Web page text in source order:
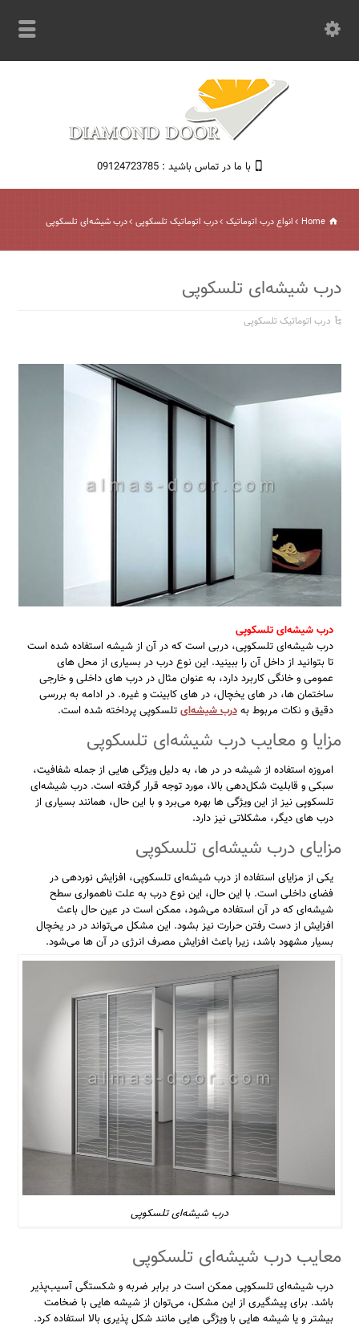
با ما در تماس باشید : 09124723785
Home انواع درب اتوماتیک درب اتوماتیک تلسکوپی درب شیشه‌ای تلسکوپی
درب شیشه‌ای تلسکوپی
درب اتوماتیک تلسکوپی
درب شیشه‌ای تلسکوپی
درب شیشه‌ای تلسکوپی، دربی است که در آن از شیشه استفاده شده است
تا بتوانید از داخل آن را ببینید. این نوع درب در بسیاری از محل‌ های
عمومی و خانگی کاربرد دارد، به عنوان مثال در درب‌ های داخلی و خارجی
ساختمان‌ ها، در‌ های یخچال، در ‌های کابینت و غیره. در ادامه به بررسی
دقیق و نکات مربوط بهدرب شیشه‌ای تلسکوپی پرداخته شده است.
مزایا و معایب درب شیشه‌ای تلسکوپی
امروزه استفاده از شیشه در در ‌ها، به دلیل ویژگی‌ هایی از جمله شفافیت،
سبکی و قابلیت شکل‌دهی بالا، مورد توجه قرار گرفته است. درب شیشه‌ای
تلسکوپی نیز از این ویژگی ‌ها بهره می‌برد و با این حال، همانند بسیاری از
درب‌ های دیگر، مشکلاتی نیز دارد.
مزایای درب شیشه‌ای تلسکوپی
یکی از مزایای استفاده از درب شیشه‌ای تلسکوپی، افزایش نوردهی در
فضای داخلی است. با این حال، این نوع درب به علت ناهمواری سطح
شیشه‌ای که در آن استفاده می‌شود، ممکن است در عین حال باعث
افزایش از دست رفتن حرارت نیز بشود. این مشکل می‌تواند در در یخچال
بسیار مشهود باشد، زیرا باعث افزایش مصرف انرژی در آن ها می‌شود.
درب شیشه‌ای تلسکوپی
معایب درب شیشه‌ای تلسکوپی
درب شیشه‌ای تلسکوپی ممکن است در برابر ضربه و شکستگی آسیب‌پذیر
باشد. برای پیشگیری از این مشکل، می‌توان از شیشه‌ هایی با ضخامت
بیشتر و یا شیشه ‌هایی با ویژگی‌ هایی مانند شکل‌ پذیری بالا استفاده کرد.